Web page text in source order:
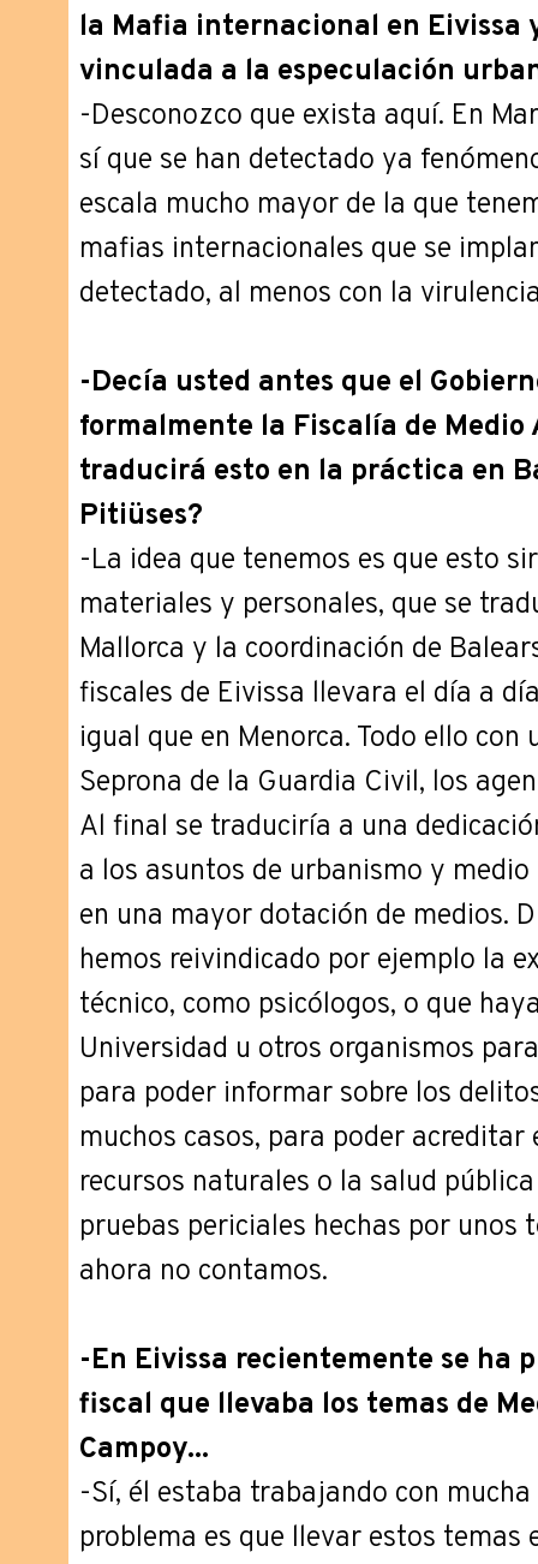
la Mafia internacional en Eivissa
vinculada a la especulación
-Desconozco que exista aquí. En
sí que se han detectado ya
escala mucho mayor de la que
mafias internacionales que se
detectado, al menos con la
-Decía usted antes que el
formalmente la Fiscalía de Medio
traducirá esto en la práctica en
Pitiüses?
-La idea que tenemos es que esto
materiales y personales, que se
Mallorca y la coordinación de
fiscales de Eivissa llevara el día a
igual que en Menorca. Todo ello
Seprona de la Guardia Civil, los
Al final se traduciría a una
a los asuntos de urbanismo y
en una mayor dotación de medios.
hemos reivindicado por ejemplo la
técnico, como psicólogos, o que
Universidad u otros organismos
para poder informar sobre los
muchos casos, para poder
recursos naturales o la salud
pruebas periciales hechas por unos
ahora no contamos.
-En Eivissa recientemente se ha
fiscal que llevaba los temas de
Campoy...
-Sí, él estaba trabajando con
problema es que llevar estos temas